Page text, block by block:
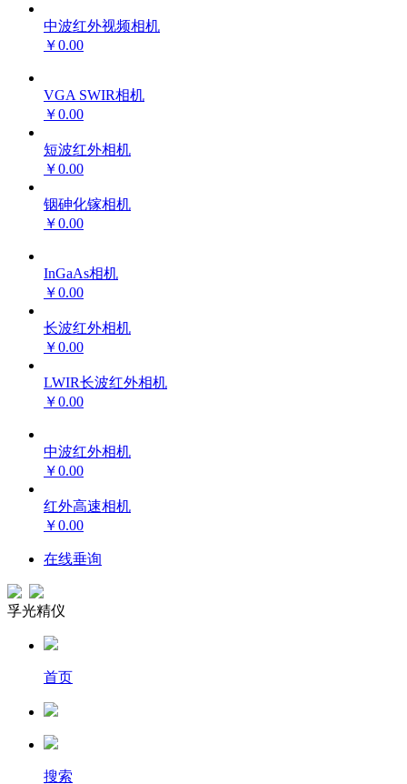
中波红外视频相机
￥0.00
VGA SWIR相机
￥0.00
短波红外相机
￥0.00
铟砷化镓相机
￥0.00
InGaAs相机
￥0.00
长波红外相机
￥0.00
LWIR长波红外相机
￥0.00
中波红外相机
￥0.00
红外高速相机
￥0.00
在线垂询
孚光精仪
首页
搜索